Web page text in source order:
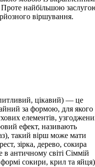
Проте найбільшою
віршування.
цікавий) — це
за формою, для якого
елементів,
ефект, називають
такий вірш може мати
зірка, дерево, сокира
античному світі Сіммій
сокири, крил та